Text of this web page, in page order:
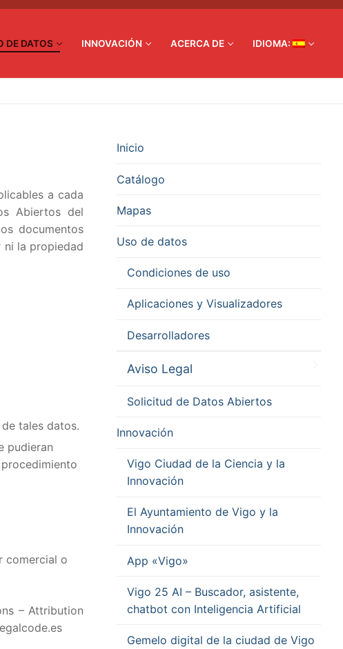
DE DATOS INNOVACIÓN ACERCA DE IDIOMA:
a cada
Abiertos del
documentos
ni la propiedad
tales datos.
pudieran
comercial o
– Attribution
Inicio
Catálogo
Mapas
Uso de datos
Condiciones de uso
Aplicaciones y Visualizadores
Desarrolladores
Aviso Legal
Solicitud de Datos Abiertos
Innovación
Vigo Ciudad de la Ciencia y la
Innovación
El Ayuntamiento de Vigo y la
Innovación
App «Vigo»
Vigo 25 AI – Buscador, asistente,
chatbot con Inteligencia Artificial
Gemelo digital de la ciudad de Vigo